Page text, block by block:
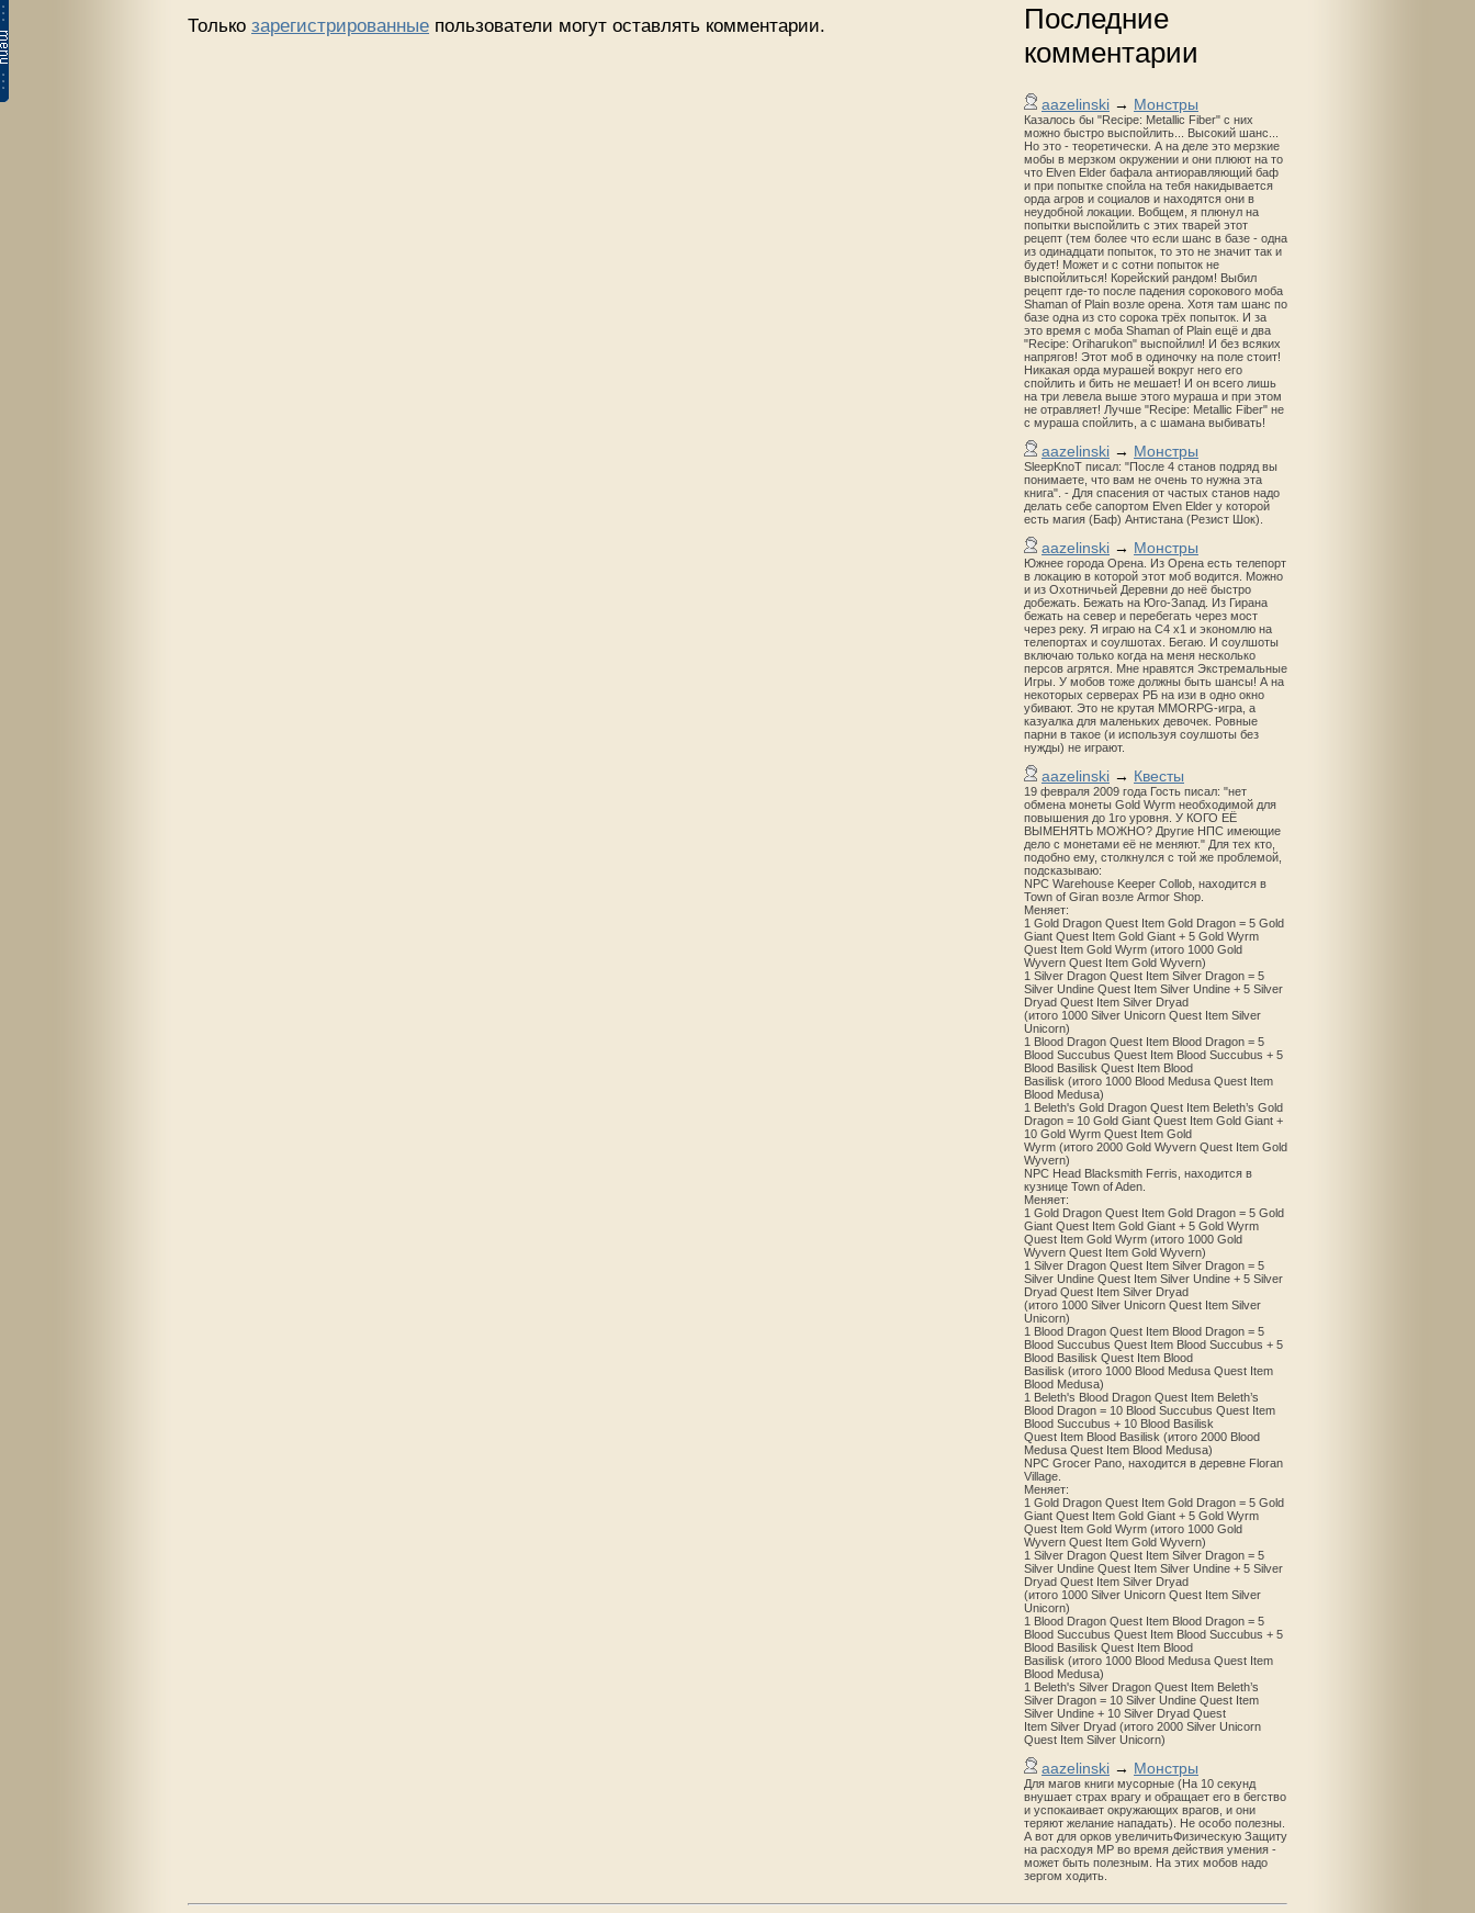
Последние
комментарии
aazelinski → Монстры
Казалось бы "Recipe: Metallic Fiber" с них
можно быстро выспойлить... Высокий шанс...
Но это - теоретически. А на деле это мерзкие
мобы в мерзком окружении и они плюют на то
что Elven Elder бафала антиоравляющий баф
и при попытке спойла на тебя накидывается
орда агров и социалов и находятся они в
неудобной локации. Вобщем, я плюнул на
попытки выспойлить с этих тварей этот
рецепт (тем более что если шанс в базе - одна
из одинадцати попыток, то это не значит так и
будет! Может и с сотни попыток не
выспойлиться! Корейский рандом! Выбил
рецепт где-то после падения сорокового моба
Shaman of Plain возле орена. Хотя там шанс по
базе одна из сто сорока трёх попыток. И за
это время с моба Shaman of Plain ещё и два
"Recipe: Oriharukon" выспойлил! И без всяких
напрягов! Этот моб в одиночку на поле стоит!
Никакая орда мурашей вокруг него его
спойлить и бить не мешает! И он всего лишь
на три левела выше этого мураша и при этом
не отравляет! Лучше "Recipe: Metallic Fiber" не
с мураша спойлить, а с шамана выбивать!
aazelinski → Монстры
SleepKnoT писал: "После 4 станов подряд вы
понимаете, что вам не очень то нужна эта
книга". - Для спасения от частых станов надо
делать себе сапортом Elven Elder у которой
есть магия (Баф) Антистана (Резист Шок).
aazelinski → Монстры
Южнее города Орена. Из Орена есть телепорт
в локацию в которой этот моб водится. Можно
и из Охотничьей Деревни до неё быстро
добежать. Бежать на Юго-Запад. Из Гирана
бежать на север и перебегать через мост
через реку. Я играю на С4 х1 и экономлю на
телепортах и соулшотах. Бегаю. И соулшоты
включаю только когда на меня несколько
персов агрятся. Мне нравятся Экстремальные
Игры. У мобов тоже должны быть шансы! А на
некоторых серверах РБ на изи в одно окно
убивают. Это не крутая MMORPG-игра, а
казуалка для маленьких девочек. Ровные
парни в такое (и используя соулшоты без
нужды) не играют.
aazelinski → Квесты
19 февраля 2009 года Гость писал: "нет
обмена монеты Gold Wyrm необходимой для
повышения до 1го уровня. У КОГО ЕЁ
ВЫМЕНЯТЬ МОЖНО? Другие НПС имеющие
дело с монетами её не меняют." Для тех кто,
подобно ему, столкнулся с той же проблемой,
подсказываю:
NPC Warehouse Keeper Collob, находится в
Town of Giran возле Armor Shop.
Меняет:
1 Gold Dragon Quest Item Gold Dragon = 5 Gold
Giant Quest Item Gold Giant + 5 Gold Wyrm
Quest Item Gold Wyrm (итого 1000 Gold
Wyvern Quest Item Gold Wyvern)
1 Silver Dragon Quest Item Silver Dragon = 5
Silver Undine Quest Item Silver Undine + 5 Silver
Dryad Quest Item Silver Dryad
(итого 1000 Silver Unicorn Quest Item Silver
Unicorn)
1 Blood Dragon Quest Item Blood Dragon = 5
Blood Succubus Quest Item Blood Succubus + 5
Blood Basilisk Quest Item Blood
Basilisk (итого 1000 Blood Medusa Quest Item
Blood Medusa)
1 Beleth's Gold Dragon Quest Item Beleth’s Gold
Dragon = 10 Gold Giant Quest Item Gold Giant +
10 Gold Wyrm Quest Item Gold
Wyrm (итого 2000 Gold Wyvern Quest Item Gold
Wyvern)
NPC Head Blacksmith Ferris, находится в
кузнице Town of Aden.
Меняет:
1 Gold Dragon Quest Item Gold Dragon = 5 Gold
Giant Quest Item Gold Giant + 5 Gold Wyrm
Quest Item Gold Wyrm (итого 1000 Gold
Wyvern Quest Item Gold Wyvern)
1 Silver Dragon Quest Item Silver Dragon = 5
Silver Undine Quest Item Silver Undine + 5 Silver
Dryad Quest Item Silver Dryad
(итого 1000 Silver Unicorn Quest Item Silver
Unicorn)
1 Blood Dragon Quest Item Blood Dragon = 5
Blood Succubus Quest Item Blood Succubus + 5
Blood Basilisk Quest Item Blood
Basilisk (итого 1000 Blood Medusa Quest Item
Blood Medusa)
1 Beleth's Blood Dragon Quest Item Beleth’s
Blood Dragon = 10 Blood Succubus Quest Item
Blood Succubus + 10 Blood Basilisk
Quest Item Blood Basilisk (итого 2000 Blood
Medusa Quest Item Blood Medusa)
NPC Grocer Pano, находится в деревне Floran
Village.
Меняет:
1 Gold Dragon Quest Item Gold Dragon = 5 Gold
Giant Quest Item Gold Giant + 5 Gold Wyrm
Quest Item Gold Wyrm (итого 1000 Gold
Wyvern Quest Item Gold Wyvern)
1 Silver Dragon Quest Item Silver Dragon = 5
Silver Undine Quest Item Silver Undine + 5 Silver
Dryad Quest Item Silver Dryad
(итого 1000 Silver Unicorn Quest Item Silver
Unicorn)
1 Blood Dragon Quest Item Blood Dragon = 5
Blood Succubus Quest Item Blood Succubus + 5
Blood Basilisk Quest Item Blood
Basilisk (итого 1000 Blood Medusa Quest Item
Blood Medusa)
1 Beleth's Silver Dragon Quest Item Beleth’s
Silver Dragon = 10 Silver Undine Quest Item
Silver Undine + 10 Silver Dryad Quest
Item Silver Dryad (итого 2000 Silver Unicorn
Quest Item Silver Unicorn)
aazelinski → Монстры
Для магов книги мусорные (На 10 секунд
внушает страх врагу и обращает его в бегство
и успокаивает окружающих врагов, и они
теряют желание нападать). Не особо полезны.
А вот для орков увеличитьФизическую Защиту
на расходуя MP во время действия умения -
может быть полезным. На этих мобов надо
зергом ходить.
Только зарегистрированные пользователи могут оставлять комментарии.